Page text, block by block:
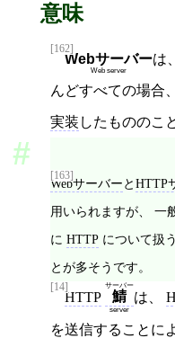
意味
[162]
Webサーバー
Web server
は
んどすべての場合、
実装 したもののこ
[163]
WebサーバーとHTTP
用いられますが、 一
に HTTP について扱
とが多そうです。
[14]
HTTP 鯖
サーバー
server
は、
を送信することに